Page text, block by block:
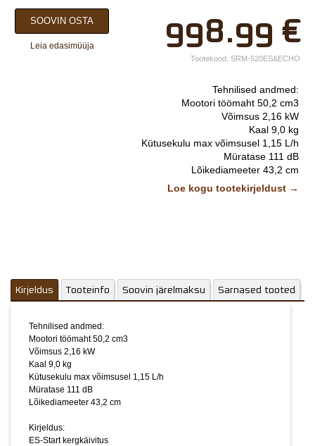
×
Teie nimi*
Ettevõtte nimi.
Telefon*
E-post*
Vali lähim keskus*
Lisainfo
998.99 €
SOOVIN OSTA
Leia edasimüüja
Tootekood: SRM-520ES&ECHO
Tehnilised andmed:
Mootori töömaht 50,2 cm3
Võimsus 2,16 kW
Kaal 9,0 kg
Kütusekulu max võimsusel 1,15 L/h
Müratase 111 dB
Lõikediameeter 43,2 cm
Tõhus õhufilter
8 mm veovõll, 4 laagrit
Ülekandearv 1,33
255 mm kolmiknuga, poolautomaatne trimmipea Tap&Go,
Madala vibratsiooniga võimas võsalõikur suurte alade
NB! Töötades kindlasti kasutada enesekaitsevahendaid:
kaitseprillid, kõrvaklapid, turvajalatsid ja -püksid.
Loe kogu tootekirjeldust →
Kirjeldus Tooteinfo Soovin järelmaksu Sarnased tooted
Tehnilised andmed:
Mootori töömaht 50,2 cm3
Võimsus 2,16 kW
Kaal 9,0 kg
Kütusekulu max võimsusel 1,15 L/h
Müratase 111 dB
Lõikediameeter 43,2 cm
Kirjeldus:
ES-Start kergkäivitus